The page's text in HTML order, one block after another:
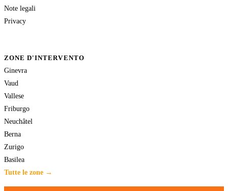
Note legali
Privacy
ZONE D'INTERVENTO
Ginevra
Vaud
Vallese
Friburgo
Neuchâtel
Berna
Zurigo
Basilea
Tutte le zone →